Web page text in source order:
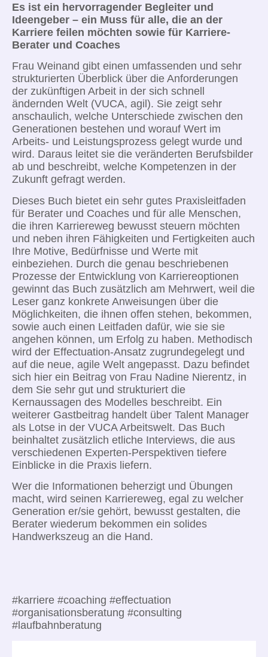
Es ist ein hervorragender Begleiter und
Ideengeber – ein Muss für alle, die an der
Karriere feilen möchten sowie für Karriere-
Berater und Coaches
Frau Weinand gibt einen umfassenden und sehr
strukturierten Überblick über die Anforderungen
der zukünftigen Arbeit in der sich schnell
ändernden Welt (VUCA, agil). Sie zeigt sehr
anschaulich, welche Unterschiede zwischen den
Generationen bestehen und worauf Wert im
Arbeits- und Leistungsprozess gelegt wurde und
wird. Daraus leitet sie die veränderten Berufsbilder
ab und beschreibt, welche Kompetenzen in der
Zukunft gefragt werden.
Dieses Buch bietet ein sehr gutes Praxisleitfaden
für Berater und Coaches und für alle Menschen,
die ihren Karriereweg bewusst steuern möchten
und neben ihren Fähigkeiten und Fertigkeiten auch
Ihre Motive, Bedürfnisse und Werte mit
einbeziehen. Durch die genau beschriebenen
Prozesse der Entwicklung von Karriereoptionen
gewinnt das Buch zusätzlich am Mehrwert, weil die
Leser ganz konkrete Anweisungen über die
Möglichkeiten, die ihnen offen stehen, bekommen,
sowie auch einen Leitfaden dafür, wie sie sie
angehen können, um Erfolg zu haben. Methodisch
wird der Effectuation-Ansatz zugrundegelegt und
auf die neue, agile Welt angepasst. Dazu befindet
sich hier ein Beitrag von Frau Nadine Nierentz, in
dem Sie sehr gut und strukturiert die
Kernaussagen des Modelles beschreibt. Ein
weiterer Gastbeitrag handelt über Talent Manager
als Lotse in der VUCA Arbeitswelt. Das Buch
beinhaltet zusätzlich etliche Interviews, die aus
verschiedenen Experten-Perspektiven tiefere
Einblicke in die Praxis liefern.
Wer die Informationen beherzigt und Übungen
macht, wird seinen Karriereweg, egal zu welcher
Generation er/sie gehört, bewusst gestalten, die
Berater wiederum bekommen ein solides
Handwerkszeug an die Hand.
#karriere #coaching #effectuation
#organisationsberatung #consulting
#laufbahnberatung